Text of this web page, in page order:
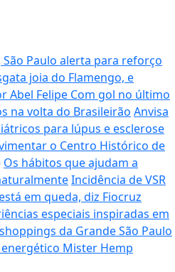
Paulo alerta para reforço
joia do Flamengo, e
Abel Felipe Com gol no último
na volta do Brasileirão Anvisa
para lúpus e esclerose
o Centro Histórico de
Os hábitos que ajudam a
Incidência de VSR
em queda, diz Fiocruz
especiais inspiradas em
da Grande São Paulo
Mister Hemp